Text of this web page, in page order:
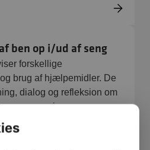
ben op i/ud af seng
forskellige
brug af hjælpemidler. De
dialog og refleksion om
i
elever og studerende,
underviser